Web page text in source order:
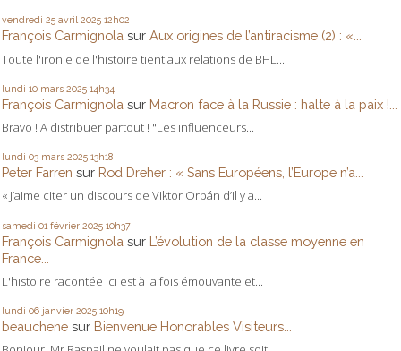
vendredi 25 avril 2025 12h02
François Carmignola sur Aux origines de l’antiracisme (2) : «...
Toute l'ironie de l'histoire tient aux relations de BHL...
lundi 10 mars 2025 14h34
François Carmignola sur Macron face à la Russie : halte à la paix !...
Bravo ! A distribuer partout ! "Les influenceurs...
lundi 03 mars 2025 13h18
Peter Farren sur Rod Dreher : « Sans Européens, l’Europe n’a...
« J’aime citer un discours de Viktor Orbán d’il y a...
samedi 01 février 2025 10h37
François Carmignola sur L’évolution de la classe moyenne en
France...
L'histoire racontée ici est à la fois émouvante et...
lundi 06 janvier 2025 10h19
beauchene sur Bienvenue Honorables Visiteurs...